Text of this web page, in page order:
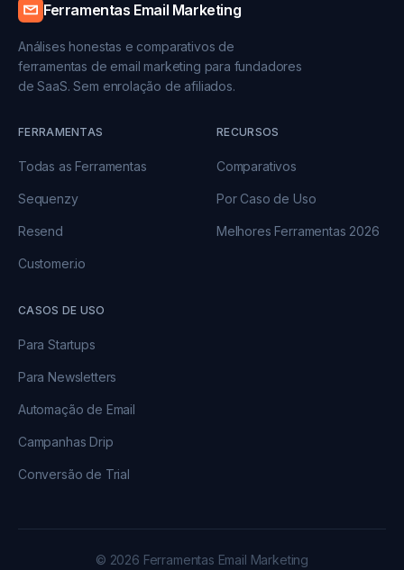
Ferramentas Email Marketing
Análises honestas e comparativos de
ferramentas de email marketing para fundadores
de SaaS. Sem enrolação de afiliados.
FERRAMENTAS
Todas as Ferramentas
Sequenzy
Resend
Customer.io
RECURSOS
Comparativos
Por Caso de Uso
Melhores Ferramentas 2026
CASOS DE USO
Para Startups
Para Newsletters
Automação de Email
Campanhas Drip
Conversão de Trial
© 2026 Ferramentas Email Marketing